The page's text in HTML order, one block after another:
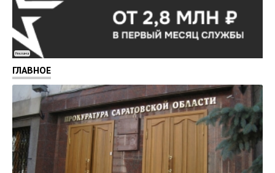
Реклама
ГЛАВНОЕ